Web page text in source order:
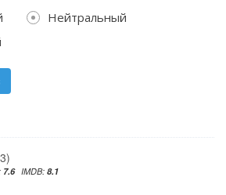
Нейтральный
7.6 IMDB: 8.1